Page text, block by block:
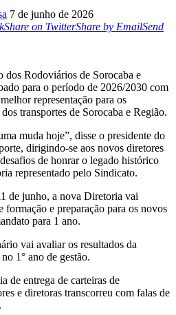
7 de junho de 2026
Share on TwitterShare by EmailSend
Rodoviários de Sorocaba e
para o período de 2026/2030 com
representação para os
transportes de Sorocaba e Região.
muda hoje”, disse o presidente do
dirigindo-se aos novos diretores
de honrar o legado histórico
representado pelo Sindicato.
de junho, a nova Diretoria vai
e preparação para os novos
para 1 ano.
vai avaliar os resultados da
1° ano de gestão.
de entrega de carteiras de
e diretoras transcorreu com falas de